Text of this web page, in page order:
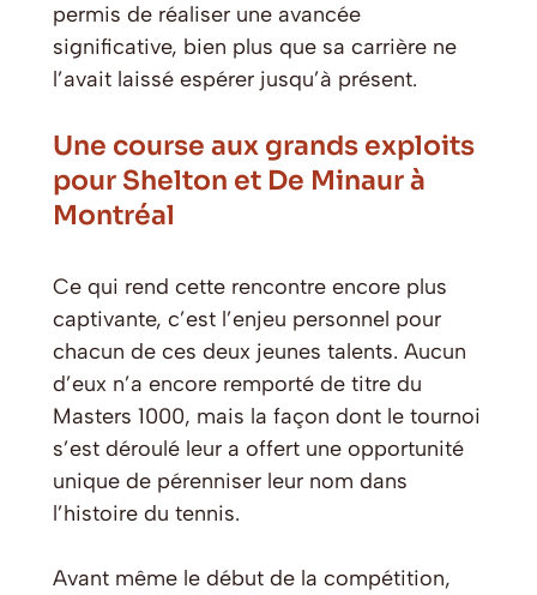
permis de réaliser une avancée
significative, bien plus que sa carrière ne
l’avait laissé espérer jusqu’à présent.
Une course aux grands exploits
pour Shelton et De Minaur à
Montréal
Ce qui rend cette rencontre encore plus
captivante, c’est l’enjeu personnel pour
chacun de ces deux jeunes talents. Aucun
d’eux n’a encore remporté de titre du
Masters 1000, mais la façon dont le tournoi
s’est déroulé leur a offert une opportunité
unique de pérenniser leur nom dans
l’histoire du tennis.
Avant même le début de la compétition,